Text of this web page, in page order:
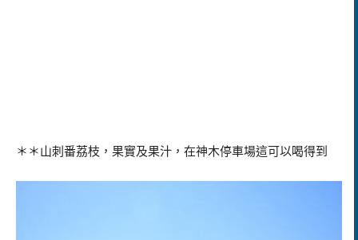
＊＊山刺番荔枝，果實及果汁，在神木停車場這可以喝得到